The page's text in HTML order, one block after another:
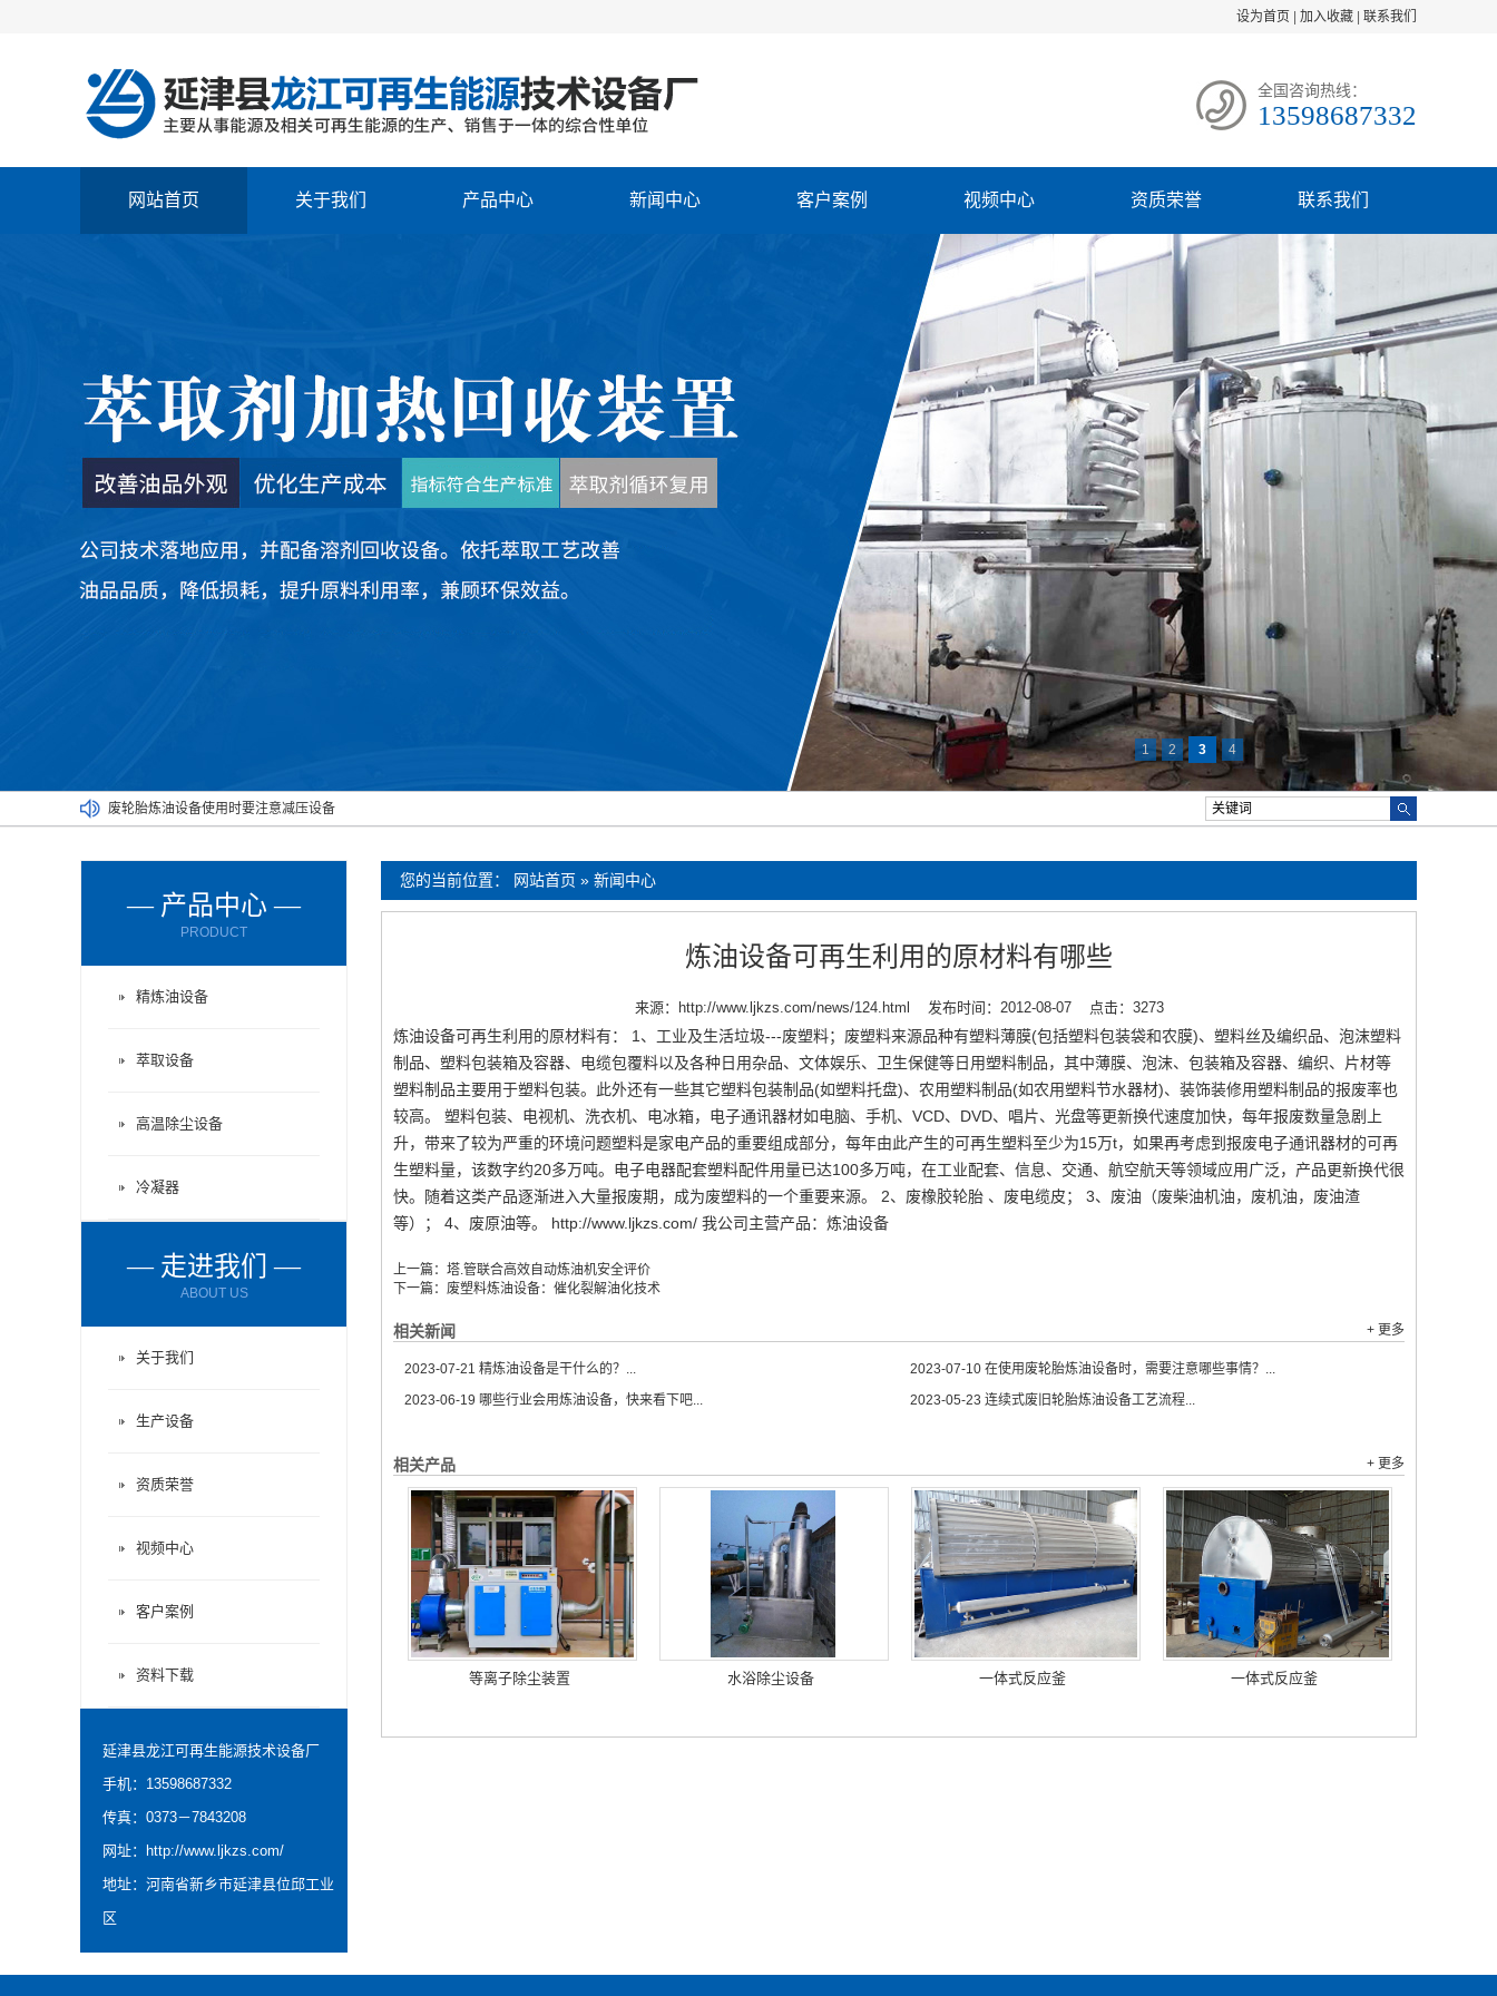
设为首页 加入收藏 联系我们
全国咨询热线：
13598687332
网站首页 关于我们 产品中心 新闻中心 客户案例 视频中心 资质荣誉 联系我们
1 2 3 4
废轮胎炼油设备使用时要注意减压设备
废塑料炼油设备满足了不同人的需求
您的当前位置： 网站首页 » 新闻中心
炼油设备可再生利用的原材料有哪些
来源： http://www.ljkzs.com/news/124.html 发布时间：2012-08-07 点击：3273
炼油设备可再生利用的原材料有： 1、工业及生活垃圾---废塑料；废塑料来源品种有塑料薄膜(包括塑料包装袋和农膜)、塑料丝及编织品、泡沫塑料
制品、塑料包装箱及容器、电缆包覆料以及各种日用杂品、文体娱乐、卫生保健等日用塑料制品，其中薄膜、泡沫、包装箱及容器、编织、片材等
塑料制品主要用于塑料包装。此外还有一些其它塑料包装制品(如塑料托盘)、农用塑料制品(如农用塑料节水器材)、装饰装修用塑料制品的报废率也
较高。 塑料包装、电视机、洗衣机、电冰箱，电子通讯器材如电脑、手机、VCD、DVD、唱片、光盘等更新换代速度加快，每年报废数量急剧上
升，带来了较为严重的环境问题塑料是家电产品的重要组成部分，每年由此产生的可再生塑料至少为15万t，如果再考虑到报废电子通讯器材的可再
生塑料量，该数字约20多万吨。电子电器配套塑料配件用量已达100多万吨，在工业配套、信息、交通、航空航天等领域应用广泛，产品更新换代很
快。随着这类产品逐渐进入大量报废期，成为废塑料的一个重要来源。 2、废橡胶轮胎 、废电缆皮； 3、废油（废柴油机油，废机油，废油渣
等）； 4、废原油等。 http://www.ljkzs.com/ 我公司主营产品：炼油设备
上一篇： 塔.管联合高效自动炼油机安全评价
下一篇： 废塑料炼油设备：催化裂解油化技术
相关新闻 + 更多
2023-07-21 精炼油设备是干什么的？... 2023-07-10 在使用废轮胎炼油设备时，需要注意哪些事情？...
2023-06-19 哪些行业会用炼油设备，快来看下吧... 2023-05-23 连续式废旧轮胎炼油设备工艺流程...
相关产品 + 更多
等离子除尘装置 水浴除尘设备 一体式反应釜 一体式反应釜
— 产品中心 —
PRODUCT
精炼油设备
萃取设备
高温除尘设备
冷凝器
— 走进我们 —
ABOUT US
关于我们
生产设备
资质荣誉
视频中心
客户案例
资料下载
延津县龙江可再生能源技术设备厂
手机：13598687332
传真：0373－7843208
网址：
http://www.ljkzs.com/
地址：河南省新乡市延津县位邱工业
区